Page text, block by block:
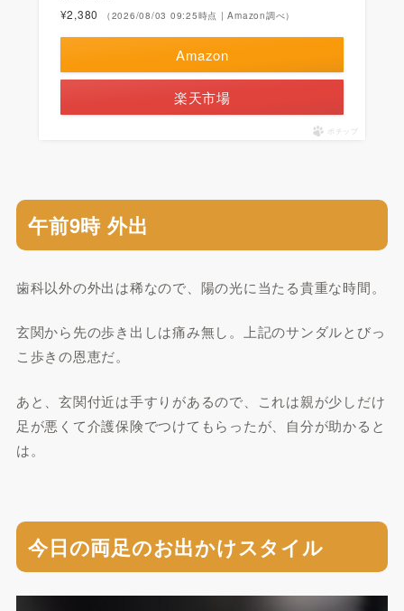
¥2,380
（2026/08/03 09:25時点 | Amazon調べ）
Amazon
楽天市場
ポチップ
午前9時 外出
歯科以外の外出は稀なので、陽の光に当たる貴重な時間。
玄関から先の歩き出しは痛み無し。上記のサンダルとびっ
こ歩きの恩恵だ。
あと、玄関付近は手すりがあるので、これは親が少しだけ
足が悪くて介護保険でつけてもらったが、自分が助かると
は。
今日の両足のお出かけスタイル